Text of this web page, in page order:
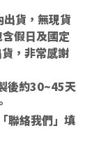
貨，無現貨
假日及國定
，非常感謝
後約30~45天
聯絡我們」填